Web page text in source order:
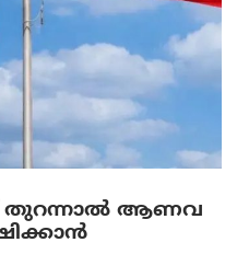
തുറന്നാൽ ആണവ